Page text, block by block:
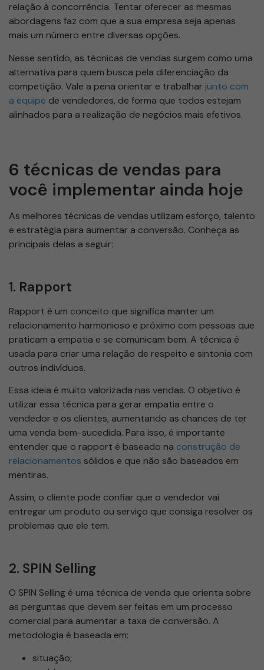
relação à concorrência. Tentar oferecer as mesmas
abordagens faz com que a sua empresa seja apenas
mais um número entre diversas opções.
Nesse sentido, as técnicas de vendas surgem como uma
alternativa para quem busca pela diferenciação da
competição. Vale a pena orientar e trabalhar junto com
a equipe de vendedores, de forma que todos estejam
alinhados para a realização de negócios mais efetivos.
6 técnicas de vendas para
você implementar ainda hoje
As melhores técnicas de vendas utilizam esforço, talento
e estratégia para aumentar a conversão. Conheça as
principais delas a seguir:
1. Rapport
Rapport é um conceito que significa manter um
relacionamento harmonioso e próximo com pessoas que
praticam a empatia e se comunicam bem. A técnica é
usada para criar uma relação de respeito e sintonia com
outros indivíduos.
Essa ideia é muito valorizada nas vendas. O objetivo é
utilizar essa técnica para gerar empatia entre o
vendedor e os clientes, aumentando as chances de ter
uma venda bem-sucedida. Para isso, é importante
entender que o rapport é baseado na construção de
relacionamentos sólidos e que não são baseados em
mentiras.
Assim, o cliente pode confiar que o vendedor vai
entregar um produto ou serviço que consiga resolver os
problemas que ele tem.
2. SPIN Selling
O SPIN Selling é uma técnica de venda que orienta sobre
as perguntas que devem ser feitas em um processo
comercial para aumentar a taxa de conversão. A
metodologia é baseada em:
situação;